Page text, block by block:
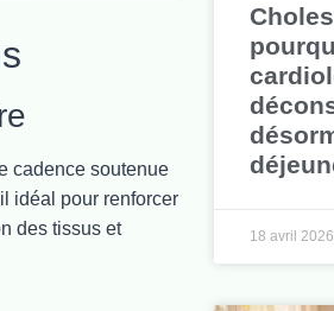
18 avril 2026
cadence soutenue
idéal pour renforcer
des tissus et